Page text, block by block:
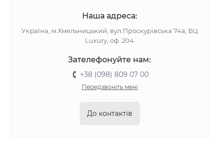
Наша адреса:
Україна, м.Хмельницький, вул.Проскурівська 74а, БЦ
Luxury, оф. 204
Зателефонуйте нам:
+38 (098) 809 07 00
Передзвоніть мені
До контактів